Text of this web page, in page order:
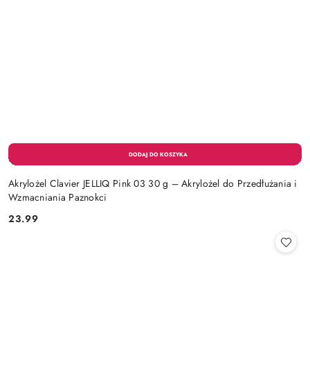
Akrylożel Clavier JELLIQ Pink 03 30 g – Akrylożel do Przedłużania i
Wzmacniania Paznokci
Cena:
23.99